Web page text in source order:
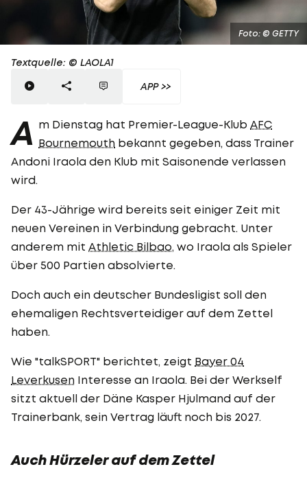
Foto: © GETTY
Textquelle: © LAOLA1
APP >>
A m Dienstag hat Premier-League-Klub AFC
Bournemouth bekannt gegeben, dass Trainer
Andoni Iraola den Klub mit Saisonende verlassen
wird.
Der 43-Jährige wird bereits seit einiger Zeit mit
neuen Vereinen in Verbindung gebracht. Unter
anderem mit Athletic Bilbao, wo Iraola als Spieler
über 500 Partien absolvierte.
Doch auch ein deutscher Bundesligist soll den
ehemaligen Rechtsverteidiger auf dem Zettel
haben.
Wie "talkSPORT" berichtet, zeigt Bayer 04
Leverkusen Interesse an Iraola. Bei der Werkself
sitzt aktuell der Däne Kasper Hjulmand auf der
Trainerbank, sein Vertrag läuft noch bis 2027.
Auch Hürzeler auf dem Zettel